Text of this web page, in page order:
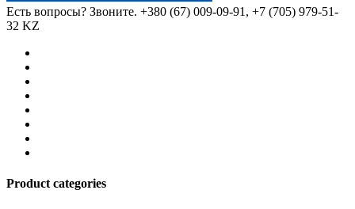
Есть вопросы? Звоните. +380 (67) 009-09-91, +7 (705) 979-51-
32 KZ
Product categories